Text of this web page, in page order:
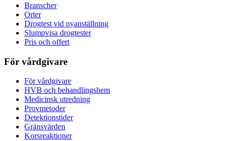
Branscher
Orter
Drogtest vid nyanställning
Slumpvisa drogtester
Pris och offert
För vårdgivare
För vårdgivare
HVB och behandlingshem
Medicinsk utredning
Provmetoder
Detektionstider
Gränsvärden
Korsreaktioner